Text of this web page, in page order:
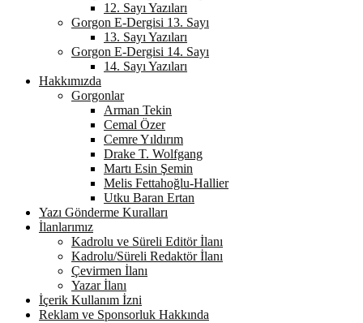
12. Sayı Yazıları
Gorgon E-Dergisi 13. Sayı
13. Sayı Yazıları
Gorgon E-Dergisi 14. Sayı
14. Sayı Yazıları
Hakkımızda
Gorgonlar
Arman Tekin
Cemal Özer
Cemre Yıldırım
Drake T. Wolfgang
Martı Esin Şemin
Melis Fettahoğlu-Hallier
Utku Baran Ertan
Yazı Gönderme Kuralları
İlanlarımız
Kadrolu ve Süreli Editör İlanı
Kadrolu/Süreli Redaktör İlanı
Çevirmen İlanı
Yazar İlanı
İçerik Kullanım İzni
Reklam ve Sponsorluk Hakkında